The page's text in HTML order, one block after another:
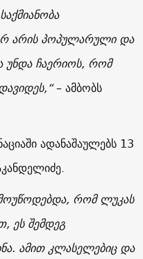
არის პოპულარული და
უნდა ჩაერიოს, რომ
– ამბობს
ადანაშაულებს 13
რომ ლუკას
, ეს შემდეგ
ამითკლასელებიც და